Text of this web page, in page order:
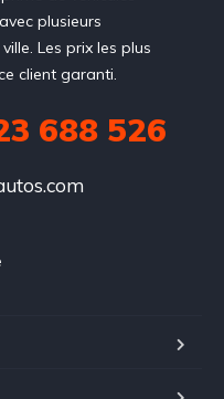
plusieurs
Les prix les plus
client garanti.
688 526